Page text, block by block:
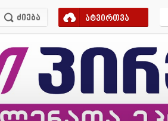
ატვირთვა